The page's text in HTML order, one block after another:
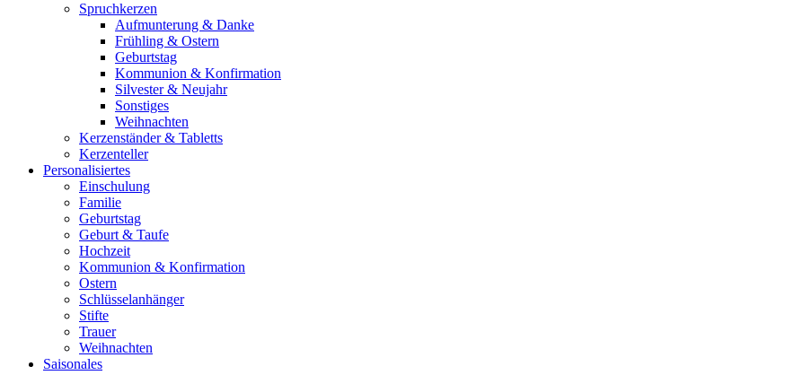
Spruchkerzen
Aufmunterung & Danke
Frühling & Ostern
Geburtstag
Kommunion & Konfirmation
Silvester & Neujahr
Sonstiges
Weihnachten
Kerzenständer & Tabletts
Kerzenteller
Personalisiertes
Einschulung
Familie
Geburtstag
Geburt & Taufe
Hochzeit
Kommunion & Konfirmation
Ostern
Schlüsselanhänger
Stifte
Trauer
Weihnachten
Saisonales